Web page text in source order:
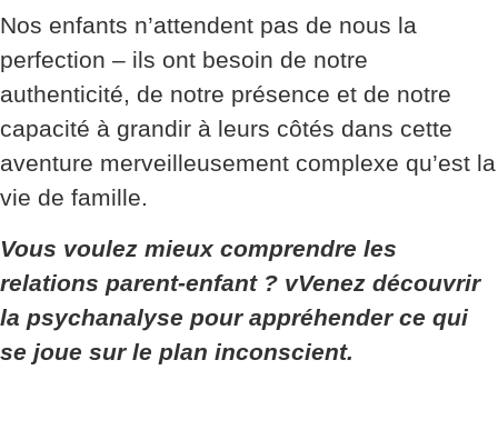
Nos enfants n’attendent pas de nous la
perfection – ils ont besoin de notre
authenticité, de notre présence et de notre
capacité à grandir à leurs côtés dans cette
aventure merveilleusement complexe qu’est la
vie de famille.
Vous voulez mieux comprendre les
relations parent-enfant ? vVenez découvrir
la psychanalyse pour appréhender ce qui
se joue sur le plan inconscient.